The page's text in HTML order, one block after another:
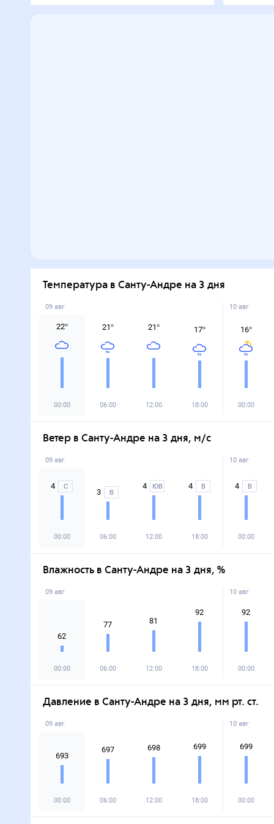
Температура в Санту-Андре на 3 дня
09 авг
22°
00:00
21°
06:00
21°
12:00
17°
18:00
10 авг
16°
00:00
Ветер в Санту-Андре на 3 дня, м/с
09 авг
4 С
00:00
3 В
06:00
4 ЮВ
12:00
4 В
18:00
10 авг
4 В
00:00
Влажность в Санту-Андре на 3 дня, %
09 авг
62
00:00
77
06:00
81
12:00
92
18:00
10 авг
92
00:00
Давление в Санту-Андре на 3 дня, мм рт. ст.
09 авг
693
00:00
697
06:00
698
12:00
699
18:00
10 авг
699
00:00